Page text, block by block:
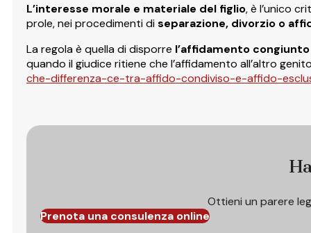
L’interesse morale e materiale del figlio, è l’unico
prole, nei procedimenti diseparazione, divorzio o
La regola è quella di disporre l’affidamento congiunto
quando il giudice ritiene che l’affidamento all’altro
che-differenza-ce-tra-affido-condiviso-e-affido-
Ottieni un parere
Prenota una consulenza online